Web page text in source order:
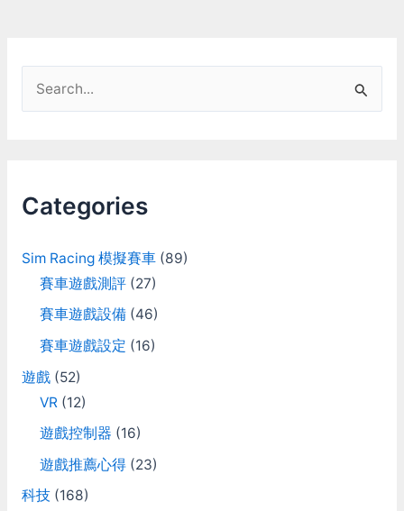
e
h
Categories
Sim Racing 模擬賽車(89)
賽車遊戲測評(27)
賽車遊戲設備(46)
賽車遊戲設定 (16)
遊戲(52)
VR (12)
遊戲控制器 (16)
遊戲推薦心得(23)
科技(168)